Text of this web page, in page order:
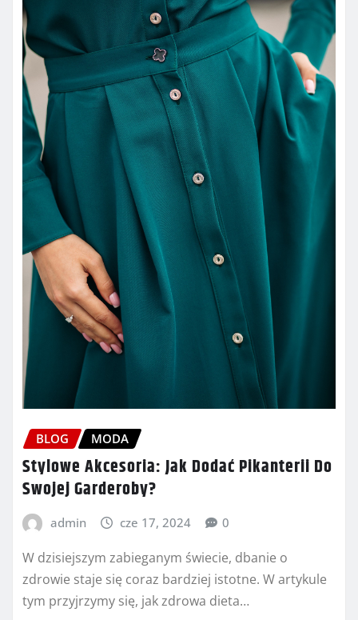
BLOG MODA
Stylowe Akcesoria: Jak Dodać Pikanterii Do
Swojej Garderoby?
admin cze 17, 2024 0
W dzisiejszym zabieganym świecie, dbanie o
zdrowie staje się coraz bardziej istotne. W artykule
tym przyjrzymy się, jak zdrowa dieta…